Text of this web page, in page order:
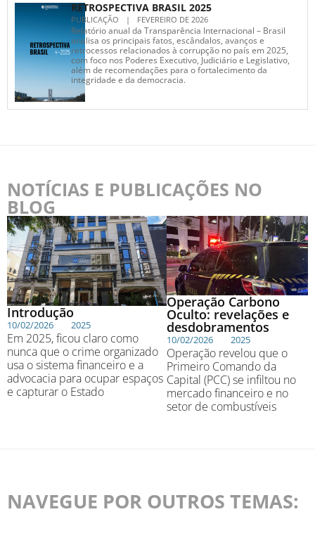
RETROSPECTIVA BRASIL 2025
PUBLICAÇÃO | FEVEREIRO DE 2026
Relatório anual da Transparência Internacional – Brasil
analisa os principais fatos, escândalos, avanços e
retrocessos relacionados à corrupção no país em 2025,
com foco nos Poderes Executivo, Judiciário e Legislativo,
além de recomendações para o fortalecimento da
integridade e da democracia.
NOTÍCIAS E PUBLICAÇÕES NO
BLOG
Introdução
10/02/2026 2025
Em 2025, ficou claro como
nunca que o crime organizado
usa o sistema financeiro e a
advocacia para ocupar espaços
e capturar o Estado
Operação Carbono
Oculto: revelações e
desdobramentos
10/02/2026 2025
Operação revelou que o
Primeiro Comando da
Capital (PCC) se infiltou no
mercado financeiro e no
setor de combustíveis
NAVEGUE POR OUTROS TEMAS: